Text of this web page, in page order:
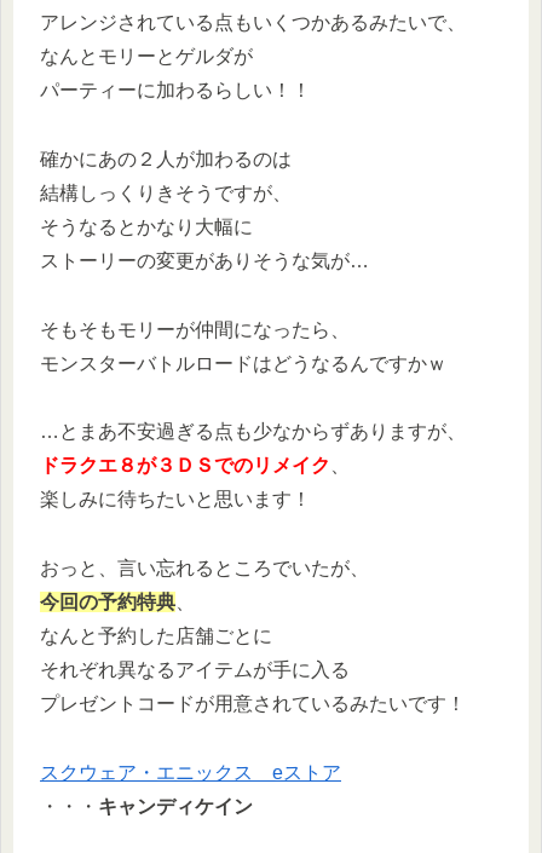
アレンジされている点もいくつかあるみたいで、
なんとモリーとゲルダが
パーティーに加わるらしい！！
確かにあの２人が加わるのは
結構しっくりきそうですが、
そうなるとかなり大幅に
ストーリーの変更がありそうな気が…
そもそもモリーが仲間になったら、
モンスターバトルロードはどうなるんですかｗ
…とまあ不安過ぎる点も少なからずありますが、
ドラクエ８が３ＤＳでのリメイク
楽しみに待ちたいと思います！
おっと、言い忘れるところでいたが、
今回の予約特典
なんと予約した店舗ごとに
それぞれ異なるアイテムが手に入る
プレゼントコードが用意されているみたいです！
スクウェア・エニックス eストア
・・・ キャンディケイン